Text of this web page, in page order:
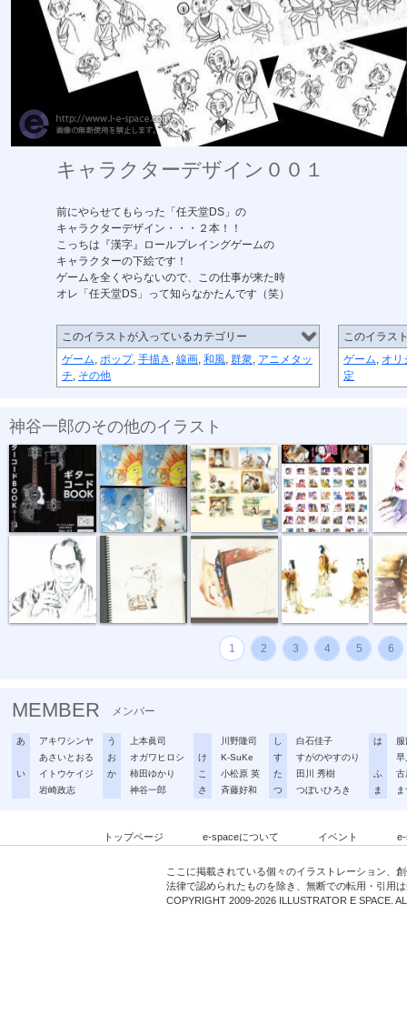
キャラクターデザイン００１
前にやらせてもらった「任天堂DS」の
キャラクターデザイン・・・２本！！
こっちは『漢字』ロールプレイングゲームの
キャラクターの下絵です！
ゲームを全くやらないので、この仕事が来た時
オレ「任天堂DS」って知らなかたんです（笑）
このイラストが入っているカテゴリー
ゲーム, ポップ, 手描き , 線画, 和風, 群衆, アニメタッ
チ, その他
このイラス
ゲーム, オリ
定
神谷一郎のその他のイラスト
「ギターコー... 絵本。第一弾... 絵本第二弾「...
『親方。』 着物のヒップ... 『ガンベルト』 「額田王３ポ... 『起
1 2 3 4 5 6
MEMBER メンバー
あ
アキワシンヤ
あさいとおる
い
イトウケイジ
岩崎政志
う
上本眞司
お
オガワヒロシ
か
柿田ゆかり
神谷一郎
川野隆司
け
K-SuKe
こ
小松原 英
さ
斉藤好和
し
白石佳子
す
すがのやすのり
た
田川 秀樹
つ
つぼいひろき
は
早
ふ
古
ま
トップページ e-spaceについて イベント
ここに掲載されている個々のイラストレーション、
法律で認められたものを除き、無断での転用・引用
COPYRIGHT 2009-2026 ILLUSTRATOR E SPACE.